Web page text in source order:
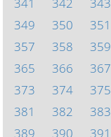
349
350 351
357
358 359
365
366 367
373
374 375
381
382 383
389
390 391